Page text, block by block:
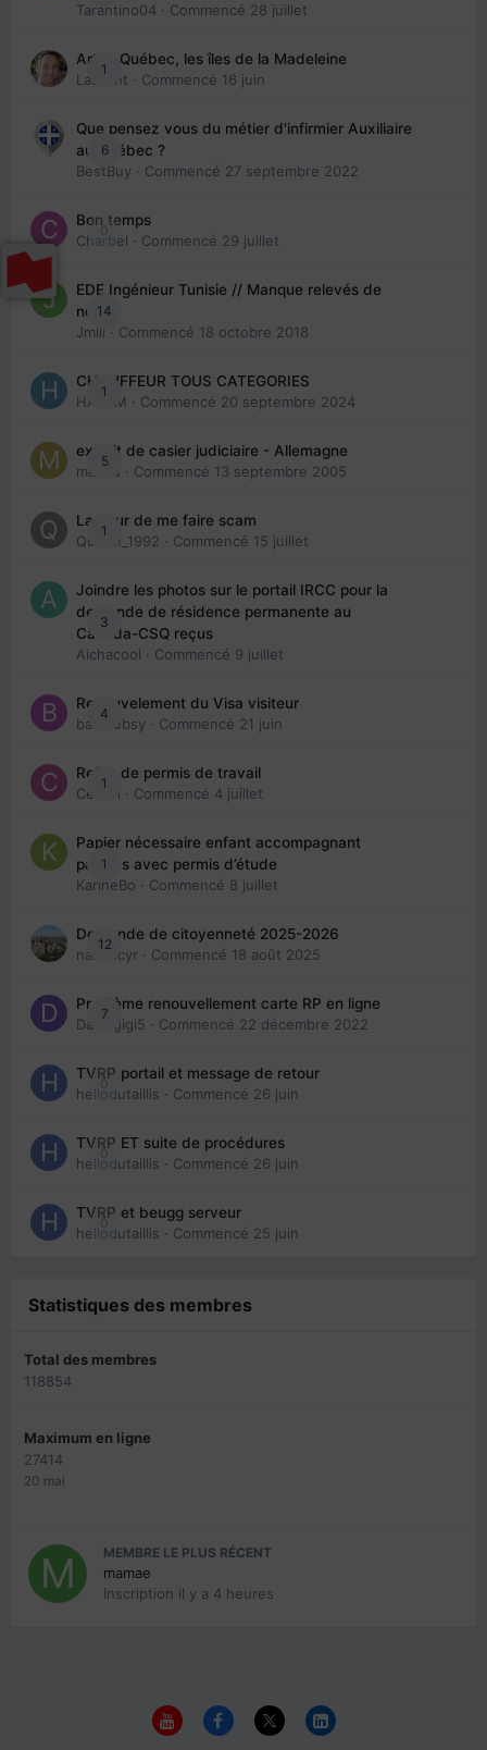
Tarantino04 · Commencé 28 juillet
1
Arte : Québec, les îles de la Madeleine
Laurent · Commencé 16 juin
6
Que pensez vous du métier d'infirmier Auxiliaire
au Québec ?
BestBuy · Commencé 27 septembre 2022
0
Bon temps
Charbel · Commencé 29 juillet
14
EDE Ingénieur Tunisie // Manque relevés de
note
Jmili · Commencé 18 octobre 2018
1
CHAUFFEUR TOUS CATEGORIES
HAZEM · Commencé 20 septembre 2024
5
extrait de casier judiciaire - Allemagne
maries · Commencé 13 septembre 2005
1
La peur de me faire scam
Queen_1992 · Commencé 15 juillet
3
Joindre les photos sur le portail IRCC pour la
demande de résidence permanente au
Canada-CSQ reçus
Aichacool · Commencé 9 juillet
4
Renouvelement du Visa visiteur
babibubsy · Commencé 21 juin
1
Refus de permis de travail
Cedbri · Commencé 4 juillet
1
Papier nécessaire enfant accompagnant
parents avec permis d’étude
KarineBo · Commencé 8 juillet
12
Demande de citoyenneté 2025-2026
nanancyr · Commencé 18 août 2025
7
Problème renouvellement carte RP en ligne
Davidgigi5 · Commencé 22 décembre 2022
0
TVRP portail et message de retour
hellodutaillis · Commencé 26 juin
0
TVRP ET suite de procédures
hellodutaillis · Commencé 26 juin
0
TVRP et beugg serveur
hellodutaillis · Commencé 25 juin
Statistiques des membres
Total des membres
118854
Maximum en ligne
27414
20 mai
MEMBRE LE PLUS RÉCENT
mamae
Inscription il y a 4 heures